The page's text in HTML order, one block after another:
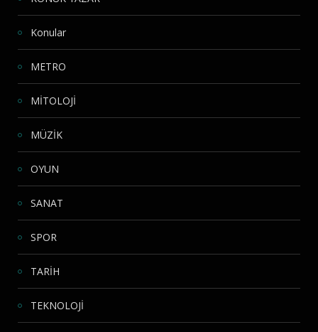
Konular
METRO
MİTOLOJİ
MÜZİK
OYUN
SANAT
SPOR
TARİH
TEKNOLOJİ